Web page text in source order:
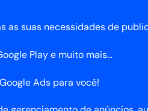
as suas necessidades de
Play e muito mais...
Ads para você!